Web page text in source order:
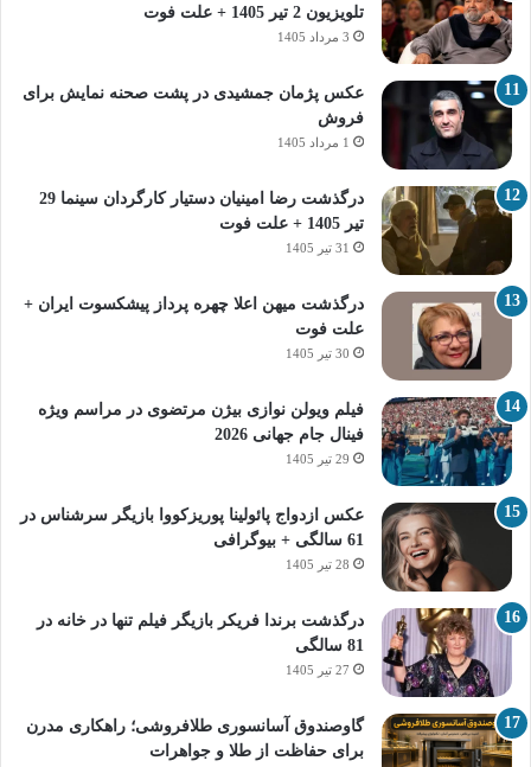
تلویزیون 2 تیر 1405 + علت فوت
3 مرداد 1405
عکس پژمان جمشیدی در پشت صحنه نمایش برای
فروش
1 مرداد 1405
درگذشت رضا امینیان دستیار کارگردان سینما 29
تیر 1405 + علت فوت
31 تیر 1405
درگذشت میهن اعلا چهره پرداز پیشکسوت ایران +
علت فوت
30 تیر 1405
فیلم ویولن نوازی بیژن مرتضوی در مراسم ویژه
فینال جام جهانی 2026
29 تیر 1405
عکس ازدواج پائولینا پوریزکووا بازیگر سرشناس در
61 سالگی + بیوگرافی
28 تیر 1405
درگذشت برندا فریکر بازیگر فیلم تنها در خانه در
81 سالگی
27 تیر 1405
گاوصندوق آسانسوری طلافروشی؛ راهکاری مدرن
برای حفاظت از طلا و جواهرات